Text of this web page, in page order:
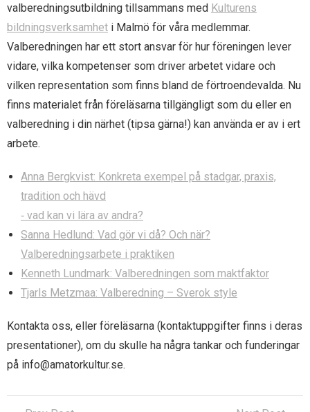
valberedningsutbildning tillsammans med Kulturens
bildningsverksamhet i Malmö för våra medlemmar.
Valberedningen har ett stort ansvar för hur föreningen lever
vidare, vilka kompetenser som driver arbetet vidare och
vilken representation som finns bland de förtroendevalda. Nu
finns materialet från föreläsarna tillgängligt som du eller en
valberedning i din närhet (tipsa gärna!) kan använda er av i ert
arbete.
Anna Bergkvist: Konkreta exempel på stadgar, praxis,
tradition och hävd
‐ vad kan vi lära av andra?
Sanna Hedlund: Vad gör vi då? Och när?
Valberedningsarbete i praktiken
Kenneth Lundmark: Valberedningen som maktfaktor
Tjarls Metzmaa: Valberedning – Sverok style
Kontakta oss, eller föreläsarna (kontaktuppgifter finns i deras
presentationer), om du skulle ha några tankar och funderingar
på info@amatorkultur.se.